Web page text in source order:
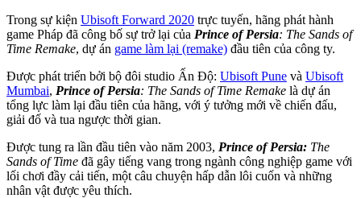
Trong sự kiện Ubisoft Forward 2020 trực tuyến, hãng phát hành
game Pháp đã công bố sự trở lại của Prince of Persia: The Sands of
Time Remake, dự án game làm lại (remake) đầu tiên của công ty.
Được phát triển bởi bộ đôi studio Ấn Độ: Ubisoft Pune và Ubisoft
Mumbai, Prince of Persia: The Sands of Time Remake là dự án
tổng lực làm lại đầu tiên của hãng, với ý tưởng mới về chiến đấu,
giải đố và tua ngược thời gian.
Được tung ra lần đầu tiên vào năm 2003, Prince of Persia: The
Sands of Time đã gây tiếng vang trong ngành công nghiệp game với
lối chơi đầy cải tiến, một câu chuyện hấp dẫn lôi cuốn và những
nhân vật được yêu thích.